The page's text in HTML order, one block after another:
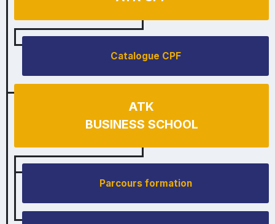
Catalogue CPF
ATK
BUSINESS SCHOOL
Parcours formation